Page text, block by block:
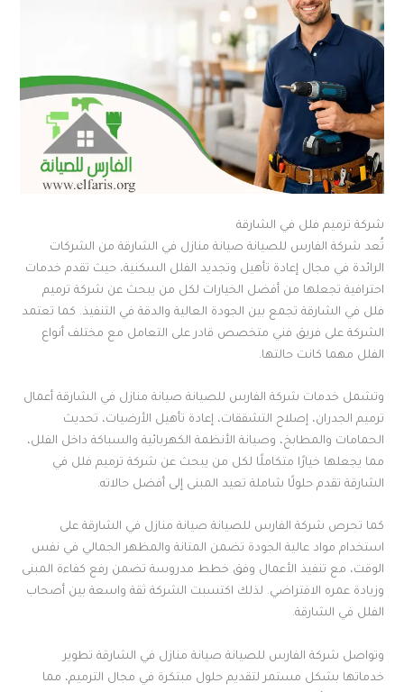
شركة ترميم فلل في الشارقة
تُعد شركة الفارس للصيانة صيانة منازل في الشارقة من الشركات
الرائدة في مجال إعادة تأهيل وتجديد الفلل السكنية، حيث تقدم خدمات
احترافية تجعلها من أفضل الخيارات لكل من يبحث عن شركة ترميم
فلل في الشارقة تجمع بين الجودة العالية والدقة في التنفيذ. كما تعتمد
الشركة على فريق فني متخصص قادر على التعامل مع مختلف أنواع
الفلل مهما كانت حالتها.
وتشمل خدمات شركة الفارس للصيانة صيانة منازل في الشارقة أعمال
ترميم الجدران، إصلاح التشققات، إعادة تأهيل الأرضيات، تحديث
الحمامات والمطابخ، وصيانة الأنظمة الكهربائية والسباكة داخل الفلل،
مما يجعلها خيارًا متكاملًا لكل من يبحث عن شركة ترميم فلل في
الشارقة تقدم حلولًا شاملة تعيد المبنى إلى أفضل حالاته.
كما تحرص شركة الفارس للصيانة صيانة منازل في الشارقة على
استخدام مواد عالية الجودة تضمن المتانة والمظهر الجمالي في نفس
الوقت، مع تنفيذ الأعمال وفق خطط مدروسة تضمن رفع كفاءة المبنى
وزيادة عمره الافتراضي. لذلك اكتسبت الشركة ثقة واسعة بين أصحاب
الفلل في الشارقة.
وتواصل شركة الفارس للصيانة صيانة منازل في الشارقة تطوير
خدماتها بشكل مستمر لتقديم حلول مبتكرة في مجال الترميم، مما